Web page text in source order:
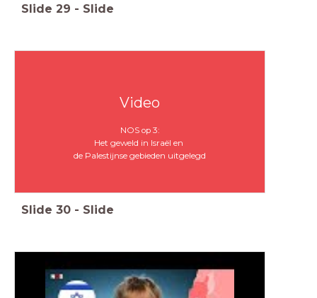
Slide 29 - Slide
Video
NOS op 3:
Het geweld in Israël en
de Palestijnse gebieden uitgelegd
Slide 30 - Slide